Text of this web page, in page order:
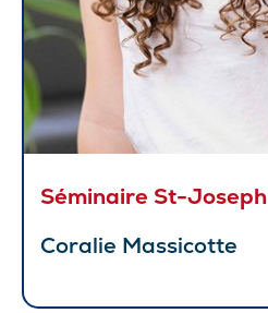
Séminaire St-Joseph
Coralie Massicotte